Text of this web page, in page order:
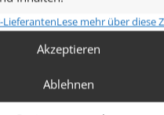
LieferantenLese mehr über diese
Akzeptieren
Ablehnen
Versand (DE)